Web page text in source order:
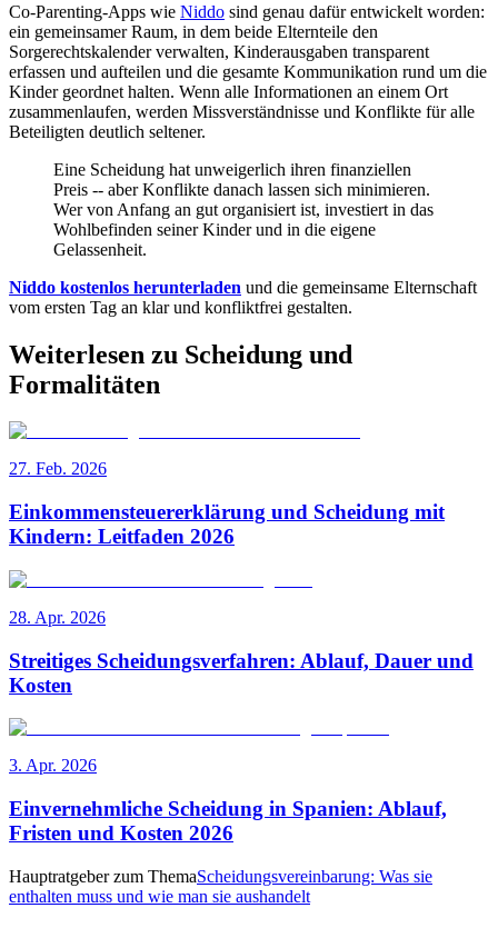
Co-Parenting-Apps wie Niddo sind genau dafür entwickelt worden:
ein gemeinsamer Raum, in dem beide Elternteile den
Sorgerechtskalender verwalten, Kinderausgaben transparent
erfassen und aufteilen und die gesamte Kommunikation rund um die
Kinder geordnet halten. Wenn alle Informationen an einem Ort
zusammenlaufen, werden Missverständnisse und Konflikte für alle
Beteiligten deutlich seltener.
Eine Scheidung hat unweigerlich ihren finanziellen
Preis -- aber Konflikte danach lassen sich minimieren.
Wer von Anfang an gut organisiert ist, investiert in das
Wohlbefinden seiner Kinder und in die eigene
Gelassenheit.
Niddo kostenlos herunterladen und die gemeinsame Elternschaft
vom ersten Tag an klar und konfliktfrei gestalten.
Weiterlesen zu Scheidung und
Formalitäten
27. Feb. 2026
Einkommensteuererklärung und Scheidung mit
Kindern: Leitfaden 2026
28. Apr. 2026
Streitiges Scheidungsverfahren: Ablauf, Dauer und
Kosten
3. Apr. 2026
Einvernehmliche Scheidung in Spanien: Ablauf,
Fristen und Kosten 2026
Hauptratgeber zum ThemaScheidungsvereinbarung: Was sie
enthalten muss und wie man sie aushandelt